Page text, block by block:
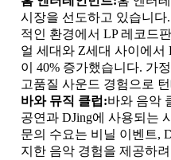
시장을 선도하고 있습니
적인 환경에서 LP 레코드
얼 세대와 Z세대 사이에서
이 40% 증가했습니다. 가
고품질 사운드 경험으로
바와 뮤직 클럽:바와 음악
공연과 DJing에 사용되는
문의 수요는 비닐 이벤트,
지한 음악 경험을 제공하